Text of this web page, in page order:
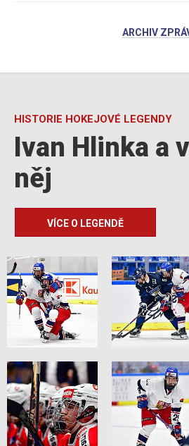
ARCHIV
HISTORIE HOKEJOVÉ LEGENDY
Ivan Hlinka a
něj
VÍCE O LEGENDĚ